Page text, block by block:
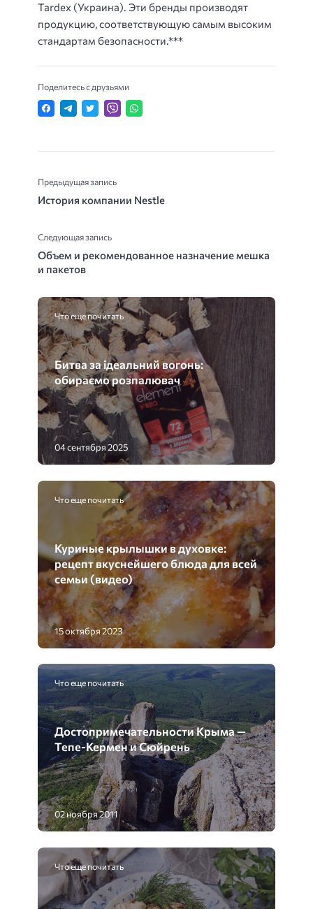
Tardex (Украина). Эти бренды производят
продукцию, соответствующую самым высоким
стандартам безопасности.***
Поделитесь с друзьями
Предыдущая запись
История компании Nestle
Следующая запись
Объем и рекомендованное назначение мешка
и пакетов
Что еще почитать
Битва за ідеальний вогонь:
обираємо розпалювач
04 сентября 2025
Что еще почитать
Куриные крылышки в духовке:
рецепт вкуснейшего блюда для всей
семьи (видео)
15 октября 2023
Что еще почитать
Достопримечательности Крыма —
Тепе-Кермен и Сюйрень
02 ноября 2011
Что еще почитать